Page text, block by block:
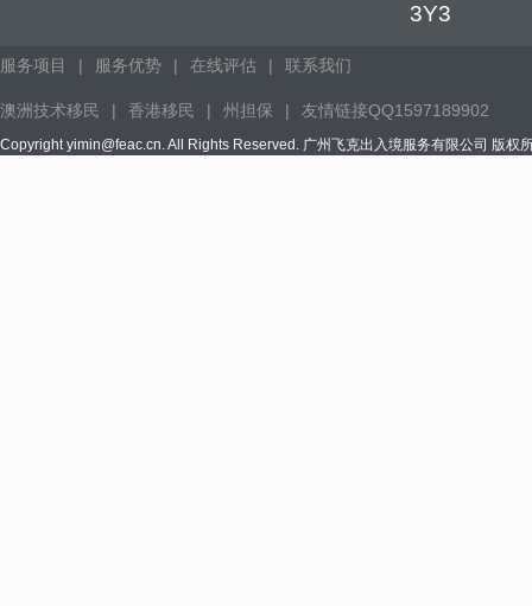
3Y3
服务项目 | 服务优势 | 在线评估 | 联系我们
澳洲技术移民 | 香港移民 | 州担保 | 友情链接QQ1597189902
Copyright yimin@feac.cn. All Rights Reserved. 广州飞克出入境服务有限公司 版权